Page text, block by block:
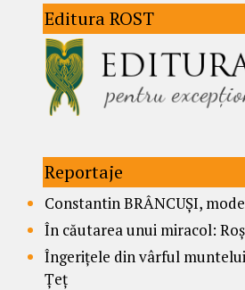
Editura ROST
Reportaje
Constantin BRÂNCUȘI,
În căutarea unui miracol:
Îngerițele din vârful
Țeț